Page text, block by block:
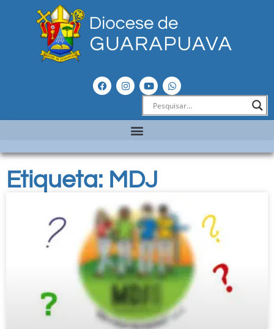
Etiqueta: MDJ